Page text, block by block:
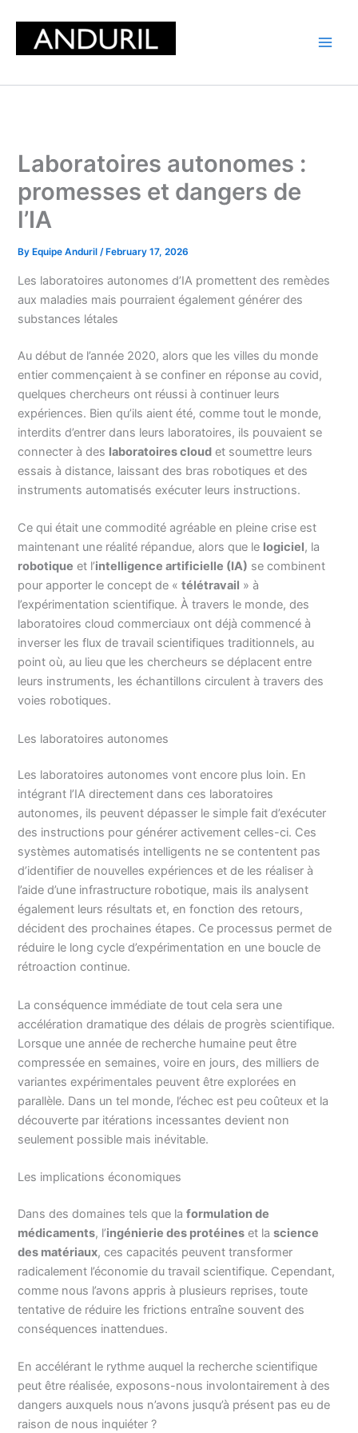
content
Laboratoires autonomes :
promesses et dangers de
l’IA
By Equipe Anduril/ February 17, 2026
Les laboratoires autonomes d’IA promettent des remèdes
aux maladies mais pourraient également générer des
substances létales
Au début de l’année 2020, alors que les villes du monde
entier commençaient à se confiner en réponse au covid,
quelques chercheurs ont réussi à continuer leurs
expériences. Bien qu’ils aient été, comme tout le monde,
interdits d’entrer dans leurs laboratoires, ils pouvaient se
connecter à des laboratoires cloud et soumettre leurs
essais à distance, laissant des bras robotiques et des
instruments automatisés exécuter leurs instructions.
Ce qui était une commodité agréable en pleine crise est
maintenant une réalité répandue, alors que le logiciel, la
robotique et l’intelligence artificielle (IA) se combinent
pour apporter le concept de «télétravail » à
l’expérimentation scientifique. À travers le monde, des
laboratoires cloud commerciaux ont déjà commencé à
inverser les flux de travail scientifiques traditionnels, au
point où, au lieu que les chercheurs se déplacent entre
leurs instruments, les échantillons circulent à travers des
voies robotiques.
Les laboratoires autonomes
Les laboratoires autonomes vont encore plus loin. En
intégrant l’IA directement dans ces laboratoires
autonomes, ils peuvent dépasser le simple fait d’exécuter
des instructions pour générer activement celles-ci. Ces
systèmes automatisés intelligents ne se contentent pas
d’identifier de nouvelles expériences et de les réaliser à
l’aide d’une infrastructure robotique, mais ils analysent
également leurs résultats et, en fonction des retours,
décident des prochaines étapes. Ce processus permet de
réduire le long cycle d’expérimentation en une boucle de
rétroaction continue.
La conséquence immédiate de tout cela sera une
accélération dramatique des délais de progrès scientifique.
Lorsque une année de recherche humaine peut être
compressée en semaines, voire en jours, des milliers de
variantes expérimentales peuvent être explorées en
parallèle. Dans un tel monde, l’échec est peu coûteux et la
découverte par itérations incessantes devient non
seulement possible mais inévitable.
Les implications économiques
Dans des domaines tels que laformulation de
médicaments, l’ingénierie des protéines et lascience
des matériaux, ces capacités peuvent transformer
radicalement l’économie du travail scientifique. Cependant,
comme nous l’avons appris à plusieurs reprises, toute
tentative de réduire les frictions entraîne souvent des
conséquences inattendues.
En accélérant le rythme auquel la recherche scientifique
peut être réalisée, exposons-nous involontairement à des
dangers auxquels nous n’avons jusqu’à présent pas eu de
raison de nous inquiéter ?